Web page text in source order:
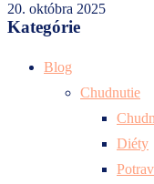
20. októbra 2025
Kategórie
Blog
Chudnutie
Diéty